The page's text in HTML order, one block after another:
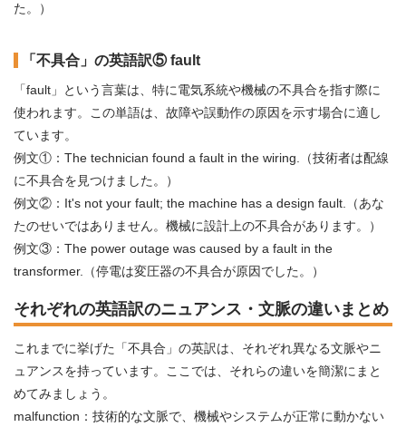
た。）
「不具合」の英語訳⑤ fault
「fault」という言葉は、特に電気系統や機械の不具合を指す際に
使われます。この単語は、故障や誤動作の原因を示す場合に適し
ています。
例文①：The technician found a fault in the wiring.（技術者は配線
に不具合を見つけました。）
例文②：It's not your fault; the machine has a design fault.（あな
たのせいではありません。機械に設計上の不具合があります。）
例文③：The power outage was caused by a fault in the
transformer.（停電は変圧器の不具合が原因でした。）
それぞれの英語訳のニュアンス・文脈の違いまとめ
これまでに挙げた「不具合」の英訳は、それぞれ異なる文脈やニ
ュアンスを持っています。ここでは、それらの違いを簡潔にまと
めてみましょう。
malfunction：技術的な文脈で、機械やシステムが正常に動かない